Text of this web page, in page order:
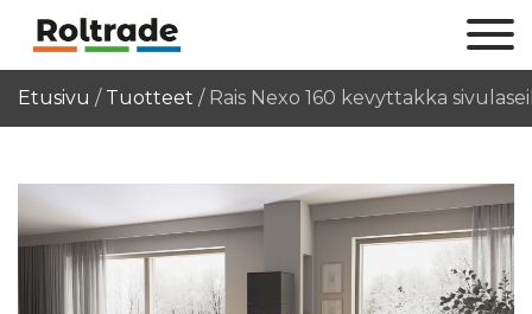
Etusivu / Tuotteet / Rais Nexo 160 kevyttakka